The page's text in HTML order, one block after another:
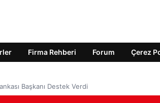
Firma Rehberi Forum Çerez
Başkanı Destek Verdi